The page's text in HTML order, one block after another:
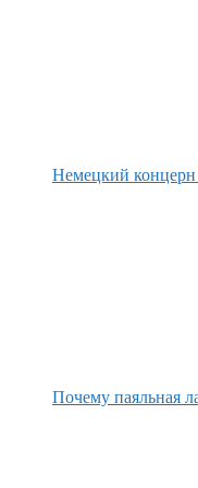
Немецкий концерн
Почему паяльная